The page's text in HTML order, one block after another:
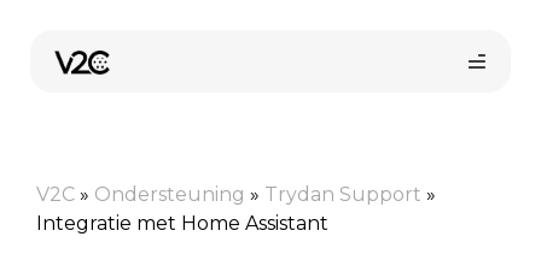
V2C » Ondersteuning » Trydan Support »
Integratie met Home Assistant